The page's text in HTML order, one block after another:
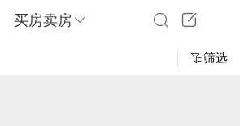
买房卖房
筛选